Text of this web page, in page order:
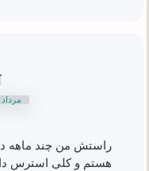
مرداد 3, 1404 در 2:46 ق.ظ
راستش من چند ماهه
هستم و کلی استرس